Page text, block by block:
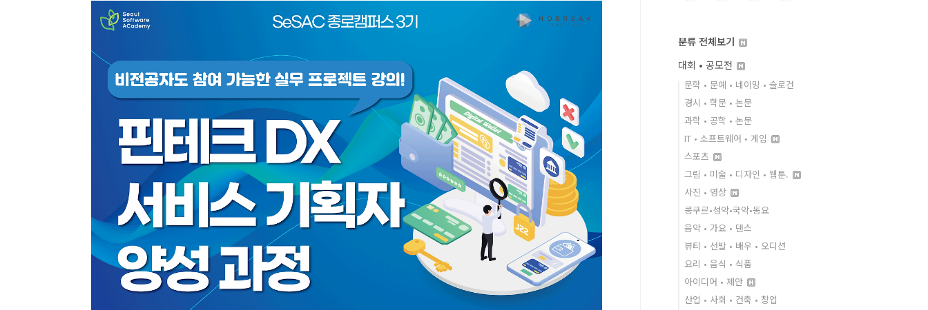
분류 전체보기
대회 • 공모전
문학 • 문예 • 네이밍 • 슬로건
경시 • 학문 • 논문
과학 • 공학 • 논문
IT • 소프트웨어 • 게임
스포츠
그림 • 미술 • 디자인 • 웹툰.
사진 • 영상
콩쿠르•성악•국악•동요
음악 • 가요 • 댄스
뷰티 • 선발 • 배우 • 오디션
요리 • 음식 • 식품
아이디어 • 제안
산업 • 사회 • 건축 • 창업